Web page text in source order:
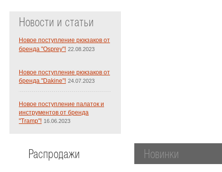
Новости и статьи
Новое поступление рюкзаков от
бренда "Osprey"! 22.08.2023
Новое поступление рюкзаков от
бренда "Dakine"! 24.07.2023
Новое поступление палаток и
инструментов от бренда
"Tramp"! 16.06.2023
Распродажи Новинки